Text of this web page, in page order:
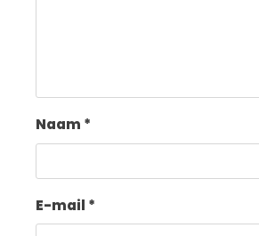
Naam *
E-mail *